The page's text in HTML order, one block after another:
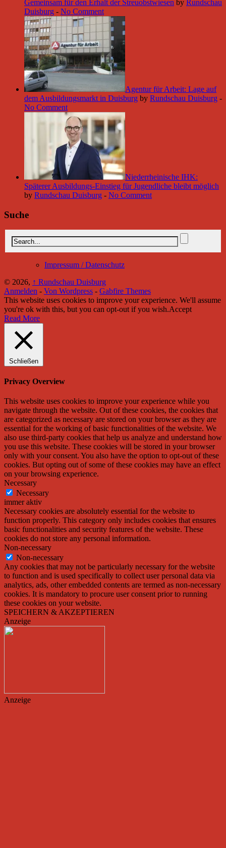
Gemeinsam für den Erhalt der Streuobstwiesen by Rundschau
Duisburg - No Comment
Agentur für Arbeit: Lage auf
dem Ausbildungsmarkt in Duisburg by Rundschau Duisburg -
No Comment
Niederrheinische IHK:
Späterer Ausbildungs-Einstieg für Jugendliche bleibt möglich
by Rundschau Duisburg - No Comment
Suche
Impressum / Datenschutz
© 2026, ↑ Rundschau Duisburg
Anmelden - Von Wordpress - Gabfire Themes
This website uses cookies to improve your experience. We'll assume
you're ok with this, but you can opt-out if you wish.Accept
Read More
Schließen
Privacy Overview
This website uses cookies to improve your experience while you
navigate through the website. Out of these cookies, the cookies that
are categorized as necessary are stored on your browser as they are
essential for the working of basic functionalities of the website. We
also use third-party cookies that help us analyze and understand how
you use this website. These cookies will be stored in your browser
only with your consent. You also have the option to opt-out of these
cookies. But opting out of some of these cookies may have an effect
on your browsing experience.
Necessary
Necessary
immer aktiv
Necessary cookies are absolutely essential for the website to
function properly. This category only includes cookies that ensures
basic functionalities and security features of the website. These
cookies do not store any personal information.
Non-necessary
Non-necessary
Any cookies that may not be particularly necessary for the website
to function and is used specifically to collect user personal data via
analytics, ads, other embedded contents are termed as non-necessary
cookies. It is mandatory to procure user consent prior to running
these cookies on your website.
SPEICHERN & AKZEPTIEREN
Anzeige
Anzeige